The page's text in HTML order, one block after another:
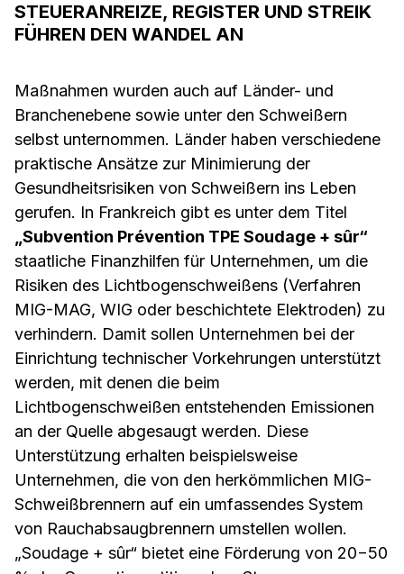
STEUERANREIZE, REGISTER UND STREIK
FÜHREN DEN WANDEL AN
Maßnahmen wurden auch auf Länder- und
Branchenebene sowie unter den Schweißern
selbst unternommen. Länder haben verschiedene
praktische Ansätze zur Minimierung der
Gesundheitsrisiken von Schweißern ins Leben
gerufen. In Frankreich gibt es unter dem Titel
„Subvention Prévention TPE Soudage + sûr“
staatliche Finanzhilfen für Unternehmen, um die
Risiken des Lichtbogenschweißens (Verfahren
MIG-MAG, WIG oder beschichtete Elektroden) zu
verhindern. Damit sollen Unternehmen bei der
Einrichtung technischer Vorkehrungen unterstützt
werden, mit denen die beim
Lichtbogenschweißen entstehenden Emissionen
an der Quelle abgesaugt werden. Diese
Unterstützung erhalten beispielsweise
Unternehmen, die von den herkömmlichen MIG-
Schweißbrennern auf ein umfassendes System
von Rauchabsaugbrennern umstellen wollen.
„Soudage + sûr“ bietet eine Förderung von 20−50